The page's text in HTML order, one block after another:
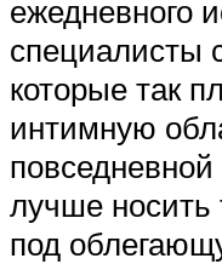
ежедневного
специалисты
которые так
интимную
лучше носить
под